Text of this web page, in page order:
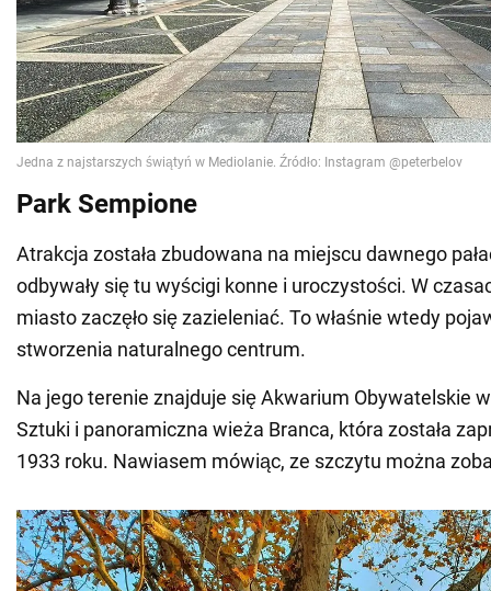
Park Sempione
Atrakcja została zbudowana na miejscu dawnego
odbywały się tu wyścigi konne i uroczystości. W
miasto zaczęło się zazieleniać. To właśnie wtedy
stworzenia naturalnego centrum.
Na jego terenie znajduje się Akwarium Obywatelskie
Sztuki i panoramiczna wieża Branca, która została
1933 roku. Nawiasem mówiąc, ze szczytu można